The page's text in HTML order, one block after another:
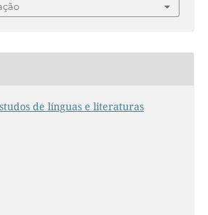
de línguas e literaturas